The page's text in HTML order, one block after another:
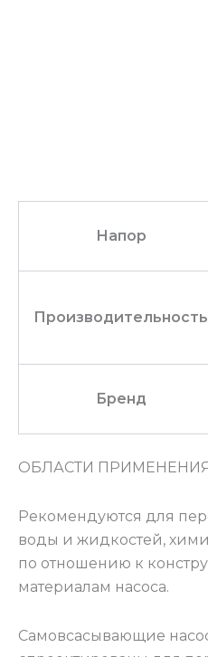
Напор
Производительность
Бренд
ОБЛАСТИ
Рекомендуются для
воды и жидкостей,
по отношению к
материалам насоса.
Самовсасывающие